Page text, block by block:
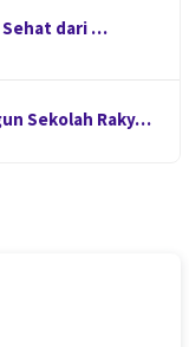
Sehat dari …
Sekolah Raky…